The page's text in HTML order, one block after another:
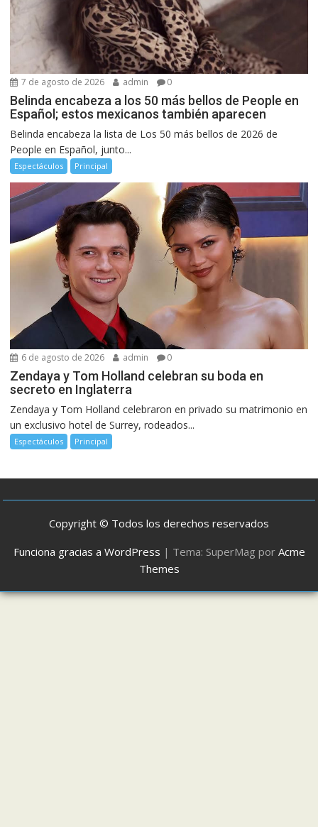
7 de agosto de 2026 admin 0
Belinda encabeza a los 50 más bellos de People en
Español; estos mexicanos también aparecen
Belinda encabeza la lista de Los 50 más bellos de 2026 de
People en Español, junto...
Espectáculos Principal
6 de agosto de 2026 admin 0
Zendaya y Tom Holland celebran su boda en
secreto en Inglaterra
Zendaya y Tom Holland celebraron en privado su matrimonio en
un exclusivo hotel de Surrey, rodeados...
Espectáculos Principal
Copyright © Todos los derechos reservados
Funciona gracias a WordPress | Tema: SuperMag por Acme
Themes